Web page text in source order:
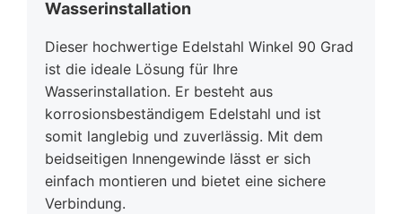
Wasserinstallation
Dieser hochwertige Edelstahl Winkel 90 Grad
ist die ideale Lösung für Ihre
Wasserinstallation. Er besteht aus
korrosionsbeständigem Edelstahl und ist
somit langlebig und zuverlässig. Mit dem
beidseitigen Innengewinde lässt er sich
einfach montieren und bietet eine sichere
Verbindung.